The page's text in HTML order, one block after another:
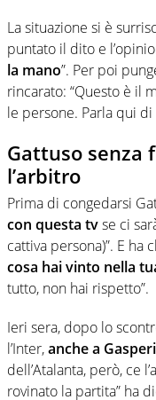
La situazione si è
puntato il dito e
la mano”. Per poi
rincarato: “Questo è il
le persone. Parla qui di
Gattuso senza
l’arbitro
Prima di congedarsi
con questa tvse ci
cattiva persona)”. E ha
cosa hai vinto nella
tutto, non hai rispetto”.
Ieri sera, dopo lo
l’Inter,anche a
dell’Atalanta, però, ce
rovinato la partita” ha